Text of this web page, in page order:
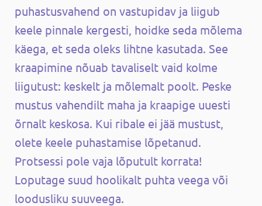
puhastusvahend on vastupidav ja liigub
keele pinnale kergesti, hoidke seda mõlema
käega, et seda oleks lihtne kasutada. See
kraapimine nõuab tavaliselt vaid kolme
liigutust: keskelt ja mõlemalt poolt. Peske
mustus vahendilt maha ja kraapige uuesti
õrnalt keskosa. Kui ribale ei jää mustust,
olete keele puhastamise lõpetanud.
Protsessi pole vaja lõputult korrata!
Loputage suud hoolikalt puhta veega või
loodusliku suuveega.